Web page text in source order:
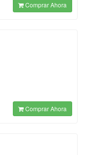
Comprar Ahora
Comprar Ahora